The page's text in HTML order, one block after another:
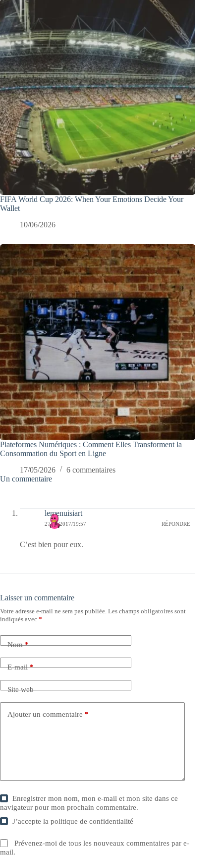
FIFA World Cup 2026: When Your Emotions Decide Your
Wallet
10/06/2026
Plateformes Numériques : Comment Elles Transforment la
Consommation du Sport en Ligne
17/05/2026
6 commentaires
Un commentaire
lemenuisiart
27/11/2017/19:57 RÉPONDRE
C’est bien pour eux.
Laisser un commentaire
Votre adresse e-mail ne sera pas publiée. Les champs obligatoires sont
indiqués avec *
Nom*
E-mail*
Site web
Ajouter un commentaire *
Enregistrer mon nom, mon e-mail et mon site dans ce
navigateur pour mon prochain commentaire.
J’accepte lapolitique de confidentialité
Prévenez-moi de tous les nouveaux commentaires par e-
mail.